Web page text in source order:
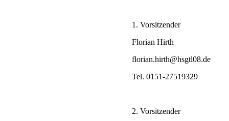
1. Vorsitzender
Florian Hirth
florian.hirth@hsgtl08.de
Tel. 0151-27519329
2. Vorsitzender